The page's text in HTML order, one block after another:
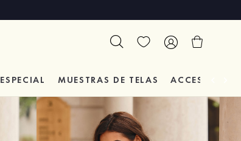
ESPECIAL MUESTRAS DE TELAS ACCESORIOS